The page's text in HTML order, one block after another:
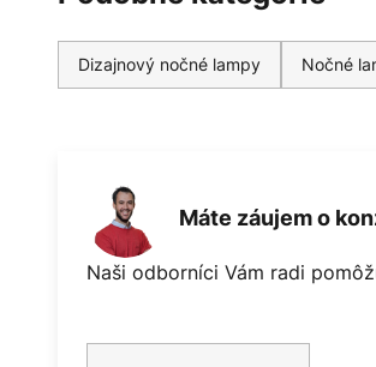
Dizajnový nočné lampy Nočné
Máte záujem o
Naši odborníci Vám radi